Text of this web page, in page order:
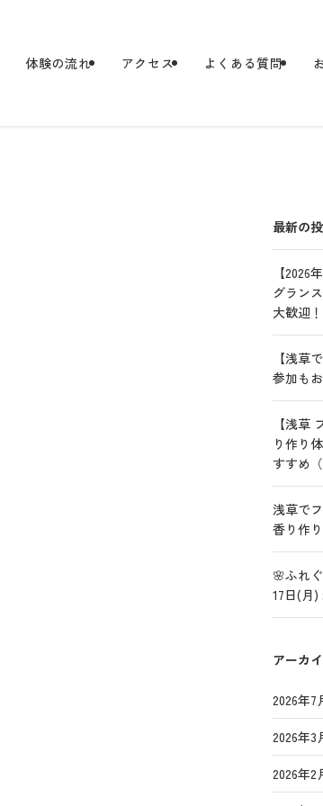
体験の流れ アクセス よくある質問
最新の
【
グラン
大歓迎！
【浅草
参加も
【浅草
り作り
すすめ
浅草で
香り作
🌸ふれ
17日(月)
アーカ
2026年7
2026年3
2026年2